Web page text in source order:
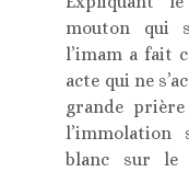
mouton qui
l’imam a fait
acte qui ne
grande
l’immolation
blanc sur